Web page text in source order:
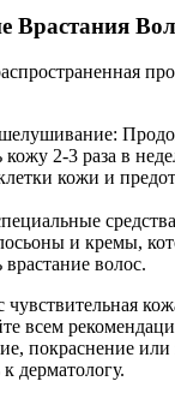
Врастания
2-3 раза в
кожи и
и кремы,
врастание волос.
всем
покраснение или
дерматологу.